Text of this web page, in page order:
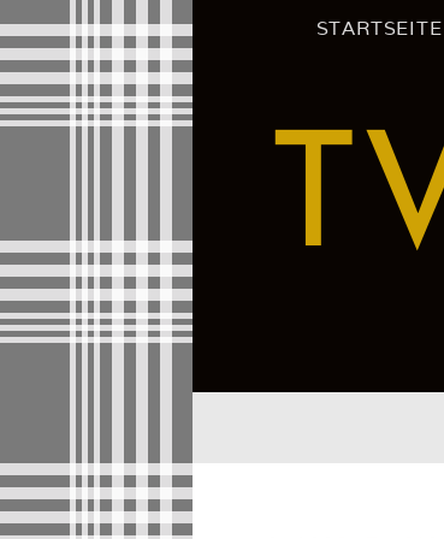
Inhalt
springen
STARTSEITE